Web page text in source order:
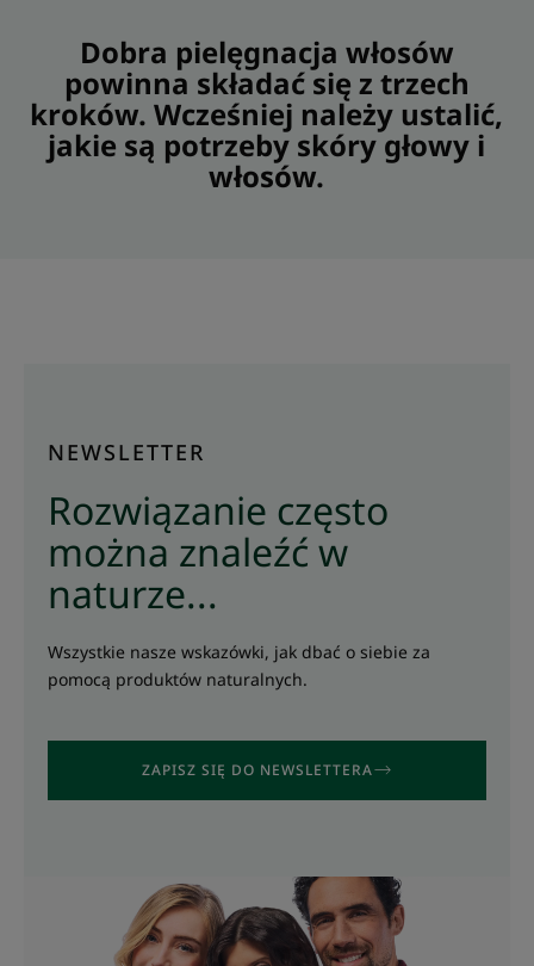
Dobra pielęgnacja włosów
powinna składać się z trzech
kroków. Wcześniej należy ustalić,
jakie są potrzeby skóry głowy i
włosów.
NEWSLETTER
Rozwiązanie często
można znaleźć w
naturze...
Wszystkie nasze wskazówki, jak dbać o siebie za
pomocą produktów naturalnych.
ZAPISZ SIĘ DO NEWSLETTERA